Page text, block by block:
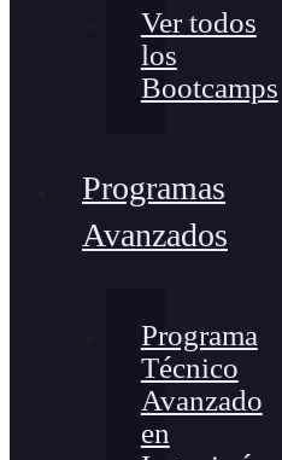
Ver todos
los
Bootcamps
Programas
Avanzados
Programa
Técnico
Avanzado
en